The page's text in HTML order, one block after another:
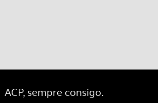
ACP, sempre consigo.